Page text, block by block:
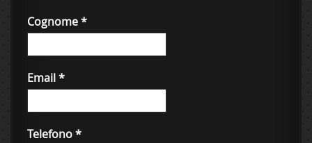
Cognome*
Email*
Telefono*